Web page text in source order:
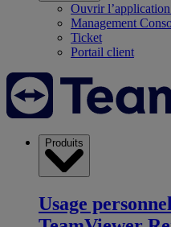
Ouvrir
Management
Ticket
Portail client
Produits
Usage